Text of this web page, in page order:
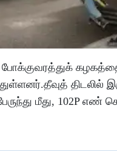
திடலில்
மீது, 102P எண்